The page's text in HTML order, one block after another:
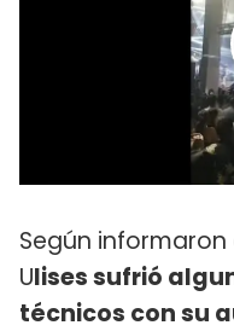
Según
Ulises sufrió
técnicos con su